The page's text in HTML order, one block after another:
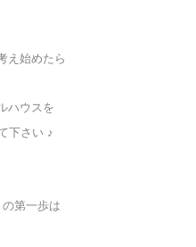
え始めたら
ハウスを
下さい ♪
第一歩は